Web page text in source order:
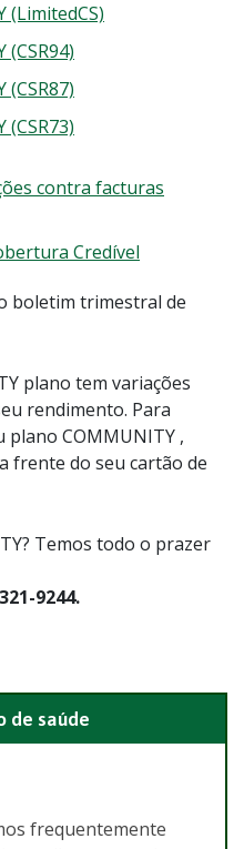
(LimitedCS)
contra facturas
Credível
boletim trimestral de
plano tem variações
rendimento. Para
plano COMMUNITY ,
frente do seu cartão de
Temos todo o prazer
9244.
de saúde
frequentemente